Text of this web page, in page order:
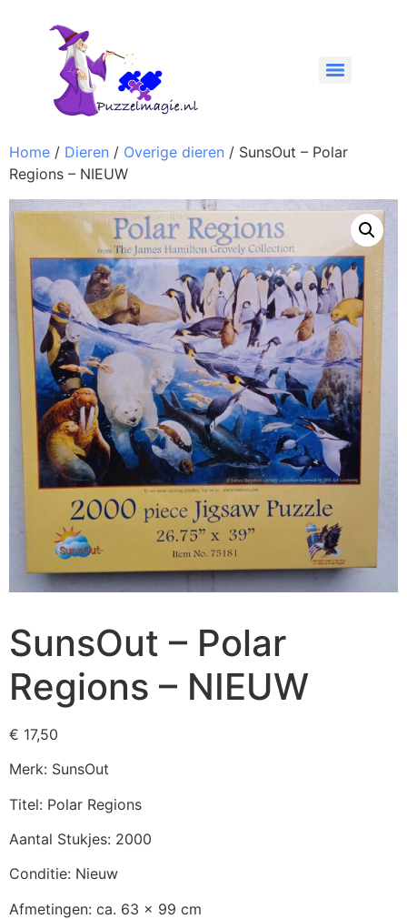
Home / Dieren / Overige dieren / SunsOut – Polar
Regions – NIEUW
SunsOut – Polar
Regions – NIEUW
€ 17,50
Merk: SunsOut
Titel: Polar Regions
Aantal Stukjes: 2000
Conditie: Nieuw
Afmetingen: ca. 63 x 99 cm